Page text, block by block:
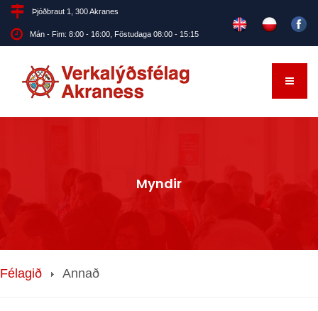
Þjóðbraut 1, 300 Akranes
Mán - Fim: 8:00 - 16:00, Föstudaga 08:00 - 15:15
Myndir
Félagið Annað